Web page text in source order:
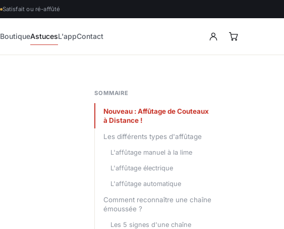
Satisfait ou ré-affûté
BoutiqueAstucesL'appContact
SOMMAIRE
Nouveau : Affûtage de Couteaux
à Distance !
Les différents types d'affûtage
L'affûtage manuel à la lime
L'affûtage électrique
L'affûtage automatique
Comment reconnaître une chaîne
émoussée ?
Les 5 signes d'une chaîne